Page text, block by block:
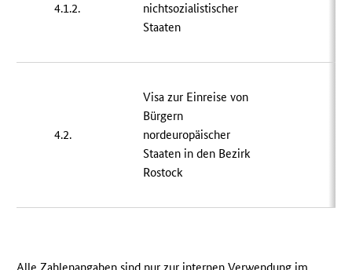
4.1.2.
nichtsozialistischer
Staaten
4.2.
Visa zur Einreise von
Bürgern
nordeuropäischer
Staaten in den Bezirk
Rostock